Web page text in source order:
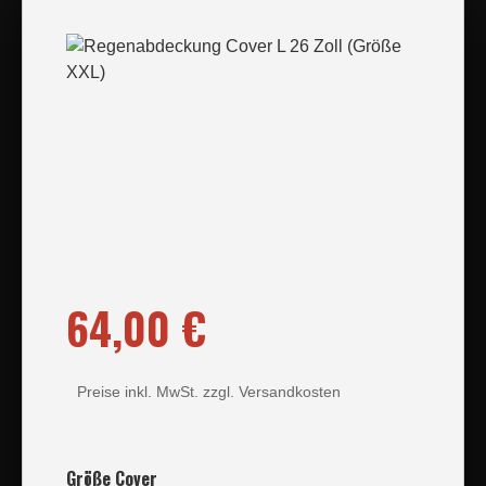
Bildergalerie überspringen
64,00 €
Preise inkl. MwSt. zzgl. Versandkosten
Größe Cover